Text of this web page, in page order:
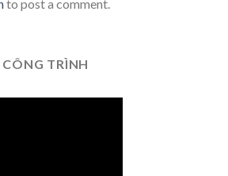
to post a comment.
TRÌNH